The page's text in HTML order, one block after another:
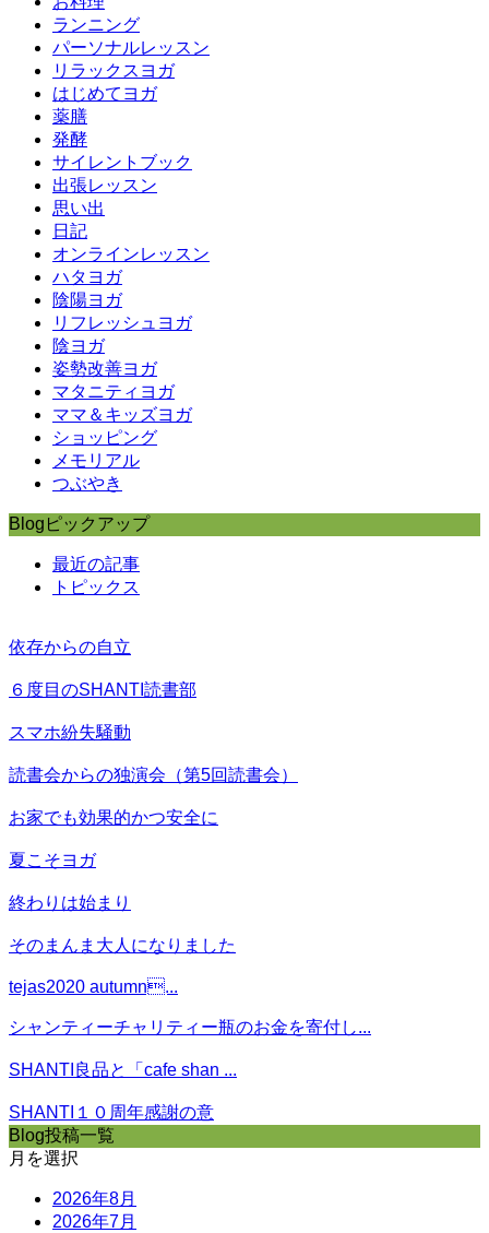
ランニング
パーソナルレッスン
リラックスヨガ
はじめてヨガ
薬膳
発酵
サイレントブック
出張レッスン
思い出
日記
オンラインレッスン
ハタヨガ
陰陽ヨガ
リフレッシュヨガ
陰ヨガ
姿勢改善ヨガ
マタニティヨガ
ママ＆キッズヨガ
ショッピング
メモリアル
つぶやき
Blogピックアップ
最近の記事
トピックス
依存からの自立
６度目のSHANTI読書部
スマホ紛失騒動
読書会からの独演会（第5回読書会）
お家でも効果的かつ安全に
夏こそヨガ
終わりは始まり
そのまんま大人になりました
tejas2020 autumn...
シャンティーチャリティー瓶のお金を寄付し...
SHANTI良品と「cafe shan ...
SHANTI１０周年感謝の意
Blog投稿一覧
月を選択
2026年8月
2026年7月